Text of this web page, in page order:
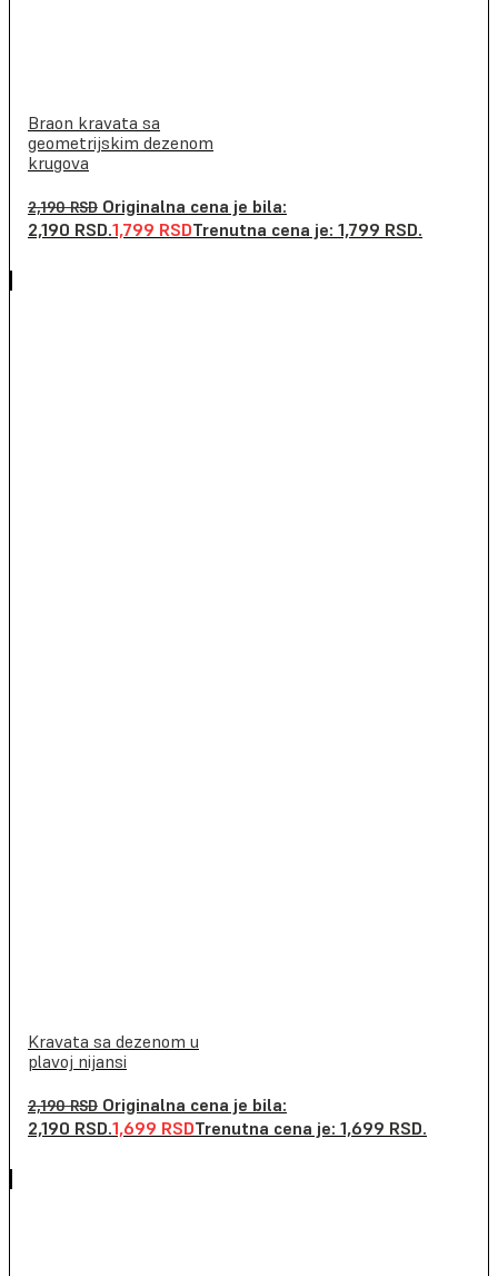
Braon kravata sa
geometrijskim dezenom
krugova
2,190RSD Originalna cena je bila:
2,190 RSD.1,799 RSDTrenutna cena je: 1,799 RSD.
Kravata sa dezenom u
plavoj nijansi
2,190RSD Originalna cena je bila:
2,190 RSD.1,699 RSDTrenutna cena je: 1,699 RSD.